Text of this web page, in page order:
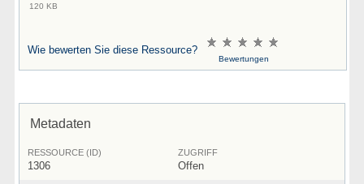
120 KB
Wie bewerten Sie diese Ressource?
Bewertungen
Metadaten
RESSOURCE (ID)
1306
ZUGRIFF
Offen